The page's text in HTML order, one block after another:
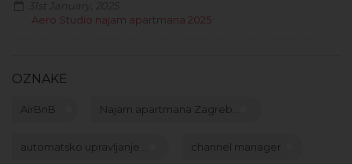
Aero Studio najam apartmana 2025
OZNAKE
AirBnB Najam apartmana Zagreb...
automatsko upravljanje... channel manager